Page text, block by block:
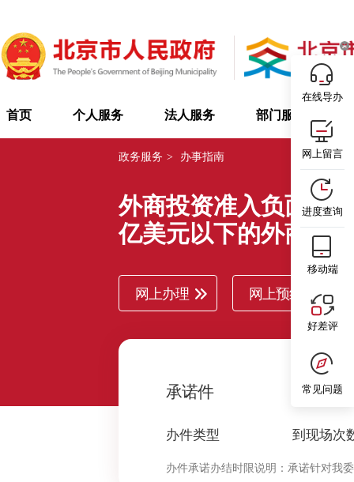
首页 个人服务 法人服务 部门服务
政务服务 > 办事指南
外商投资准入负面清
亿美元以下的外商投
网上办理 网上预约
承诺件
办件类型
0
到现场次
办件承诺办结时限说明： 承诺针对我
在线导办
网上留言
进度查询
移动端
好差评
常见问题